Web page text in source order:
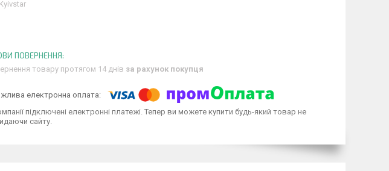
Kyivstar
товару протягом 14 днів за рахунок покупця
підключені електронні платежі. Тепер ви можете купити будь-який товар не
сайту.